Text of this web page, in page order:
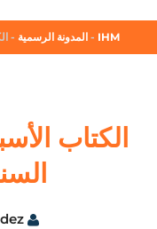
IHM
-المدونة الرسمية-
الكتاب
Carmen Hernández